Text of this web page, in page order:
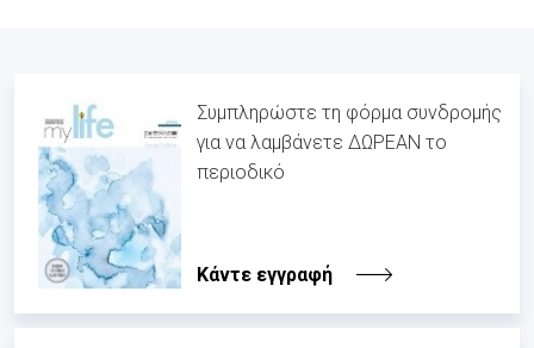
Συμπληρώστε τη φόρμα συνδρομής
για να λαμβάνετε ΔΩΡΕΑΝ το
περιοδικό
Κάντε εγγραφή